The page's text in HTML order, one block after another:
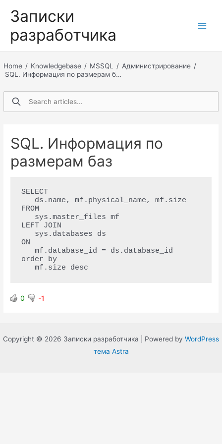
содержимому
Записки
разработчика
Home / Knowledgebase / MSSQL / Администрирование /
SQL. Информация по размерам б…
SQL. Информация по
размерам баз
SELECT
FROM
LEFT JOIN
ON
order by
   mf.size desc
0 -1
Copyright © 2026 Записки разработчика | Powered by WordPress
тема Astra